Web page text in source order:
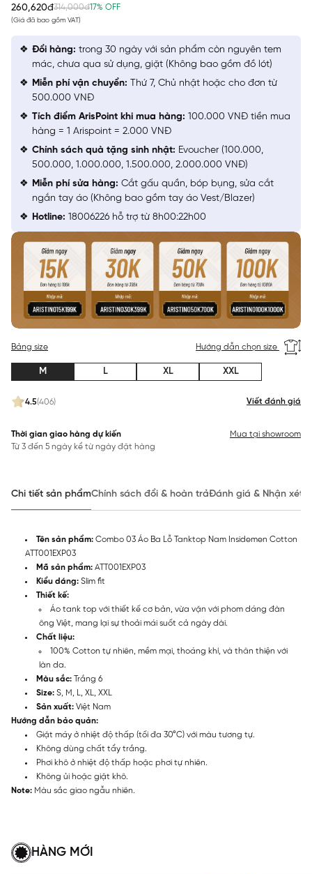
260,620đ314,000đ17% OFF
(Giá đã bao gồm VAT)
4.5(406) Viết đánh giá
Bảng size Hướng dẫn chọn size
M L XL XXL
Thời gian giao hàng dự kiến
Từ 3 đến 5 ngày kể từ ngày đặt hàng
Mua tại showroom
Đổi hàng: trong 30 ngày với sản phẩm còn nguyên tem
mác, chưa qua sử dụng, giặt (Không bao gồm đồ lót)
Miễn phí vận chuyển: Thứ 7, Chủ nhật hoặc cho đơn từ
500.000 VNĐ
Tích điểm ArisPoint khi mua hàng: 100.000 VNĐ tiền mua
hàng = 1 Arispoint = 2.000 VNĐ
Chính sách quà tặng sinh nhật: Evoucher (100.000,
500.000, 1.000.000, 1.500.000, 2.000.000 VNĐ)
Miễn phí sửa hàng: Cắt gấu quần, bóp bụng, sửa cắt
ngắn tay áo (Không bao gồm tay áo Vest/Blazer)
Hotline: 18006226 hỗ trợ từ 8h00:22h00
Chi tiết sản phẩmChính sách đổi & hoàn trảĐánh giá & Nhận xét
Tên sản phẩm: Combo 03 Áo Ba Lỗ Tanktop Nam Insidemen Cotton
ATT001EXP03
Mã sản phẩm: ATT001EXP03
Kiểu dáng: Slim fit
Thiết kế:
Áo tank top với thiết kế cơ bản, vừa vặn với phom dáng đàn
ông Việt, mang lại sự thoải mái suốt cả ngày dài.
Chất liệu:
100% Cotton tự nhiên, mềm mại, thoáng khí, và thân thiện với
làn da.
Màu sắc: Trắng 6
Size: S, M, L, XL, XXL
Sản xuất: Việt Nam
Hướng dẫn bảo quản:
Giặt máy ở nhiệt độ thấp (tối đa 30°C) với màu tương tự.
Không dùng chất tẩy trắng.
Phơi khô ở nhiệt độ thấp hoặc phơi tự nhiên.
Không ủi hoặc giặt khô.
Note: Màu sắc giao ngẫu nhiên.
HÀNG MỚI